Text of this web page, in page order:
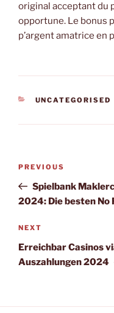
original acceptant du
opportune. Le bonus
p’argent amatrice en
CATEGORIES
UNCATEGORISED
Previous
Post
PREVIOUS
Spielbank
2024: Die besten No
Next
Post
NEXT
Erreichbar Casinos
Auszahlungen 2024